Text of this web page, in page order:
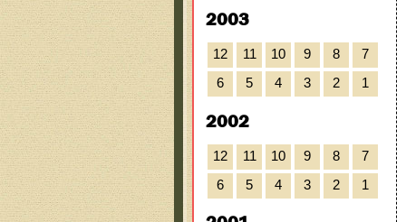
2003
12 11 10 9 8
7
6
5 4 3 2 1
2002
12 11 10 9 8
7
6
5 4 3 2 1